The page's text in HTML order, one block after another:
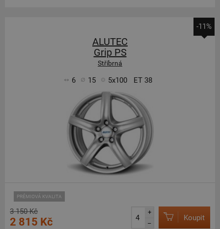
-11%
ALUTEC
Grip PS
Stříbrná
6 15 5x100 ET 38
PRÉMIOVÁ KVALITA
3 150 Kč
2 815 Kč
+
–
Koupit